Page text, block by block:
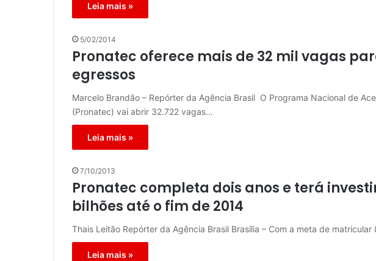
Leia mais »
5/02/2014
Pronatec oferece mais de 32 mil vagas
egressos
Marcelo Brandão – Repórter da Agência Brasil O Programa Nacional de
(Pronatec) vai abrir 32.722 vagas…
Leia mais »
7/10/2013
Pronatec completa dois anos e terá
bilhões até o fim de 2014
Thais Leitão Repórter da Agência Brasil Brasília – Com a meta de
Leia mais »